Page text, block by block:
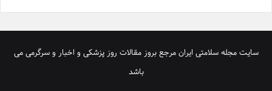
سایت مجله سلامتی ایران مرجع بروز مقالات روز پزشکی و اخبار و سرگرمی می
باشد